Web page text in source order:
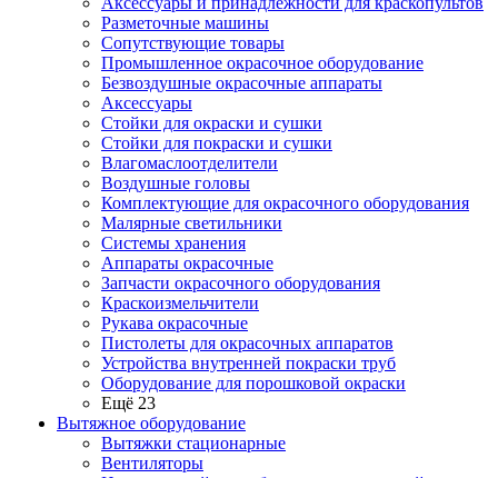
Разметочные машины
Сопутствующие товары
Промышленное окрасочное оборудование
Безвоздушные окрасочные аппараты
Аксессуары
Стойки для окраски и сушки
Стойки для покраски и сушки
Влагомаслоотделители
Воздушные головы
Комплектующие для окрасочного оборудования
Малярные светильники
Системы хранения
Аппараты окрасочные
Запчасти окрасочного оборудования
Краскоизмельчители
Рукава окрасочные
Пистолеты для окрасочных аппаратов
Устройства внутренней покраски труб
Оборудование для порошковой окраски
Ещё 23
Вытяжное оборудование
Вытяжки стационарные
Вентиляторы